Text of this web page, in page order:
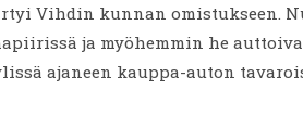
Vihdin kunnan omistukseen.
ja myöhemmin he
ajaneen kauppa-auton